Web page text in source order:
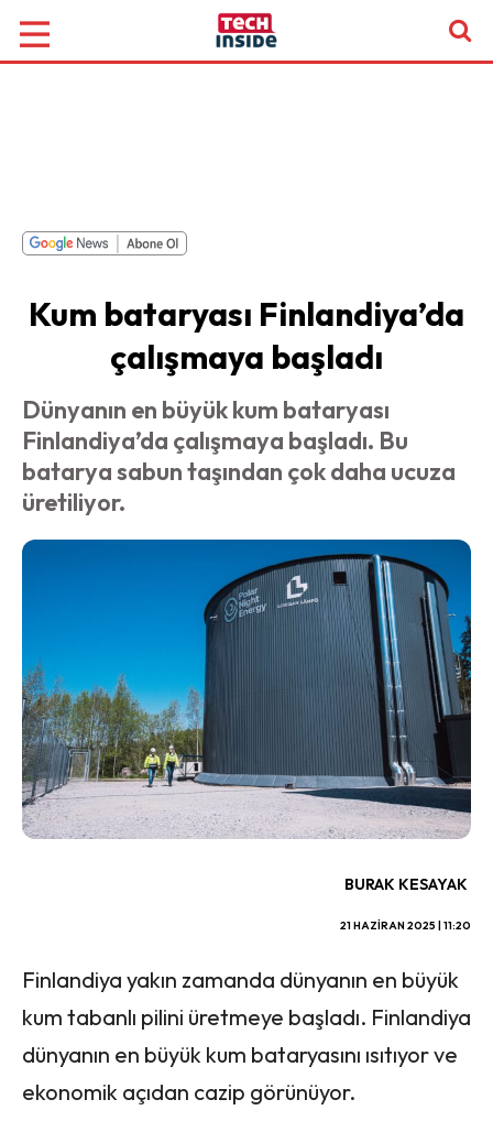
Kum bataryası Finlandiya’da
çalışmaya başladı
Dünyanın en büyük kum bataryası
Finlandiya’da çalışmaya başladı. Bu
batarya sabun taşından çok daha ucuza
üretiliyor.
BURAK KESAYAK
21 HAZIRAN 2025 | 11:20
Finlandiya yakın zamanda dünyanın en büyük
kum tabanlı pilini üretmeye başladı. Finlandiya
dünyanın en büyük kum bataryasını ısıtıyor ve
ekonomik açıdan cazip görünüyor.